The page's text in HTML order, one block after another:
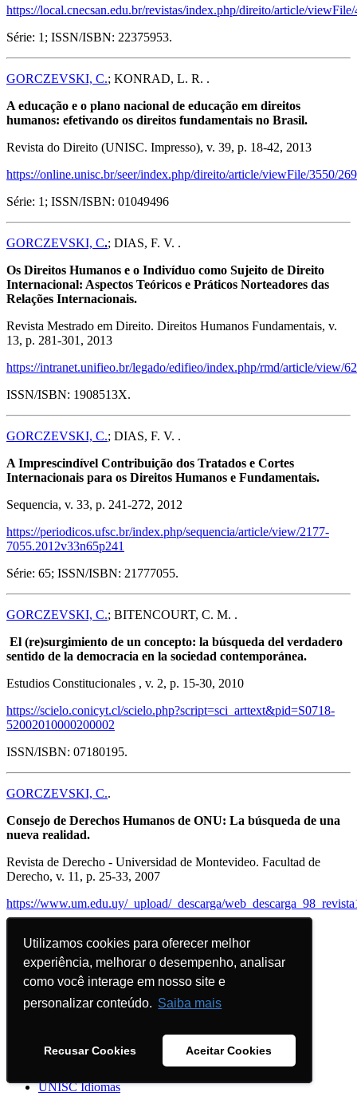
Utilizamos cookies para oferecer melhor
experiência, melhorar o desempenho, analisar
como você interage em nosso site e
personalizar conteúdo. Saiba mais
Recusar Cookies Aceitar Cookies
Utilizamos cookies para oferecer melhor
experiência, melhorar o desempenho, analisar
como você interage em nosso site e
personalizar conteúdo. Saiba mais
Recusar Cookies Aceitar Cookies
https://local.cnecsan.edu.br/revistas/index.php/direito/article/
Série: 1; ISSN/ISBN: 22375953.
GORCZEVSKI, C.; KONRAD, L. R. .
A educação e o plano nacional de educação em direitos
humanos: efetivando os direitos fundamentais no Brasil.
Revista do Direito (UNISC. Impresso), v. 39, p. 18-42, 2013
https://online.unisc.br/seer/index.php/direito/article/viewFile/3550/
Série: 1; ISSN/ISBN: 01049496
GORCZEVSKI, C.; DIAS, F. V. .
Os Direitos Humanos e o Indivíduo como Sujeito de Direito
Internacional: Aspectos Teóricos e Práticos Norteadores das
Relações Internacionais.
Revista Mestrado em Direito. Direitos Humanos Fundamentais, v.
13, p. 281-301, 2013
https://intranet.unifieo.br/legado/edifieo/index.php/rmd/article/view/
ISSN/ISBN: 1908513X.
GORCZEVSKI, C.; DIAS, F. V. .
A Imprescindível Contribuição dos Tratados e Cortes
Internacionais para os Direitos Humanos e Fundamentais.
Sequencia, v. 33, p. 241-272, 2012
https://periodicos.ufsc.br/index.php/sequencia/article/view/2177-
7055.2012v33n65p241
Série: 65; ISSN/ISBN: 21777055.
GORCZEVSKI, C.; BITENCOURT, C. M. .
El (re)surgimiento de un concepto: la búsqueda del verdadero
sentido de la democracia en la sociedad contemporánea.
Estudios Constitucionales , v. 2, p. 15-30, 2010
https://scielo.conicyt.cl/scielo.php?script=sci_arttext&pid=S0718-
52002010000200002
ISSN/ISBN: 07180195.
GORCZEVSKI, C..
Consejo de Derechos Humanos de ONU: La búsqueda de una
nueva realidad.
Revista de Derecho - Universidad de Montevideo. Facultad de
Derecho, v. 11, p. 25-33, 2007
https://www.um.edu.uy/_upload/_descarga/
Portal RH
Mural
NAAC
VoltarE
Editora
Imprensa
UNISC Idiomas